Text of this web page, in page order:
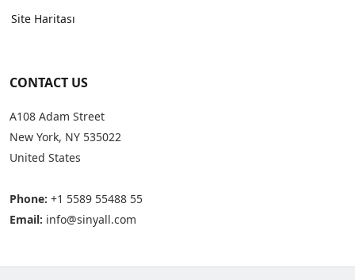
Site Haritası
CONTACT US
A108 Adam Street
New York, NY 535022
United States
Phone: +1 5589 55488 55
Email: info@sinyall.com